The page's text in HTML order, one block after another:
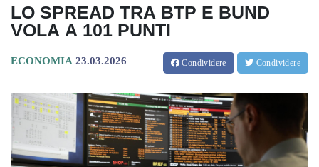
LO SPREAD TRA BTP E BUND
VOLA A 101 PUNTI
ECONOMIA 23.03.2026 Condividere Condividere